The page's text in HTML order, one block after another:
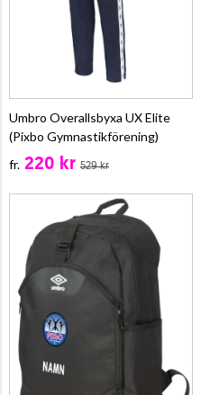
Umbro Overallsbyxa UX Elite
(Pixbo Gymnastikförening)
fr. 220 kr 529 kr